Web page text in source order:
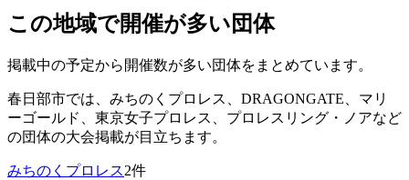
この地域で開催が多い団体
掲載中の予定から開催数が多い団体をまとめています。
春日部市では、 みちのくプロレス、DRAGONGATE、マリ
ーゴールド、東京女子プロレス、プロレスリング・ノアなど
の団体の大会掲載が目立ちます。
みちのくプロレス2件